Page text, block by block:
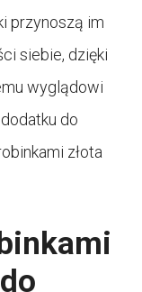
przynoszą im
siebie, dzięki
wyglądowi
do
złota